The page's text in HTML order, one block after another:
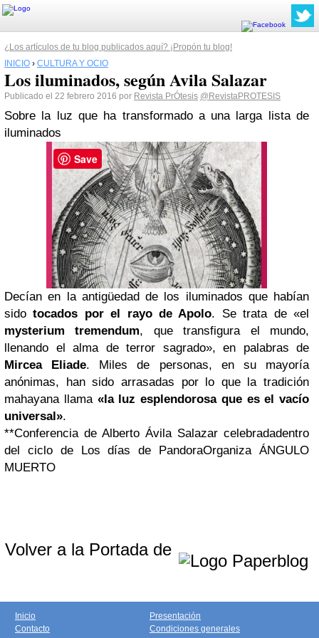
¿Los artículos de tu blog publicados aquí? ¡Propón tu blog!
INICIO › CULTURA Y OCIO
Los iluminados, según Avila Salazar
Publicado el 22 febrero 2016 por Revista PrÓtesis @RevistaPROTESIS
Sobre la luz que ha transformado a una larga lista de
iluminados
Decían en la antigüedad de los iluminados que habían
sido tocados por el rayo de Apolo. Se trata de «el
mysterium tremendum, que transfigura el mundo,
llenando el alma de terror sagrado», en palabras de
Mircea Eliade. Miles de personas, en su mayoría
anónimas, han sido arrasadas por lo que la tradición
mahayana llama «la luz esplendorosa que es el vacío
universal».
**Conferencia de Alberto Ávila Salazar celebradadentro
del ciclo de Los días de PandoraOrganiza ÁNGULO
MUERTO
Volver a la Portada de
Inicio
Contacto
Presentación
Condiciones generales
Save